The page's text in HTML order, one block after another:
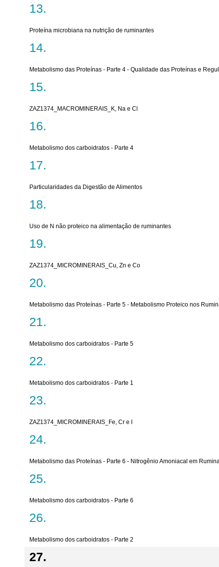
Proteína microbiana na nutrição de ruminantes
Metabolismo das Proteínas - Parte 4 - Qualidade das Proteínas e
ZAZ1374_MACROMINERAIS_K, Na e Cl
Metabolismo dos carboidratos - Parte 4
Particularidades da Digestão de Alimentos
Uso de N não proteico na alimentação de ruminantes
ZAZ1374_MICROMINERAIS_Cu, Zn e Co
Metabolismo das Proteínas - Parte 5 - Metabolismo Proteico nos
Metabolismo dos carboidratos - Parte 5
Metabolismo dos carboidratos - Parte 1
ZAZ1374_MICROMINERAIS_Fe, Cr e I
Metabolismo das Proteínas - Parte 6 - Nitrogênio Amoniacal em
Metabolismo dos carboidratos - Parte 6
Metabolismo dos carboidratos - Parte 2